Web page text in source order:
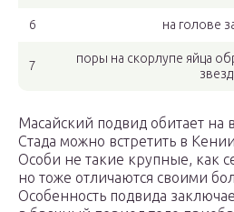
6 на голове
7
поры на скорлупе яйца
Масайский подвид обитает на
Стада можно встретить в
Особи не такие крупные, как
но тоже отличаются своими
Особенность подвида